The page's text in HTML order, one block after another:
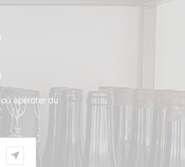
apéroter du